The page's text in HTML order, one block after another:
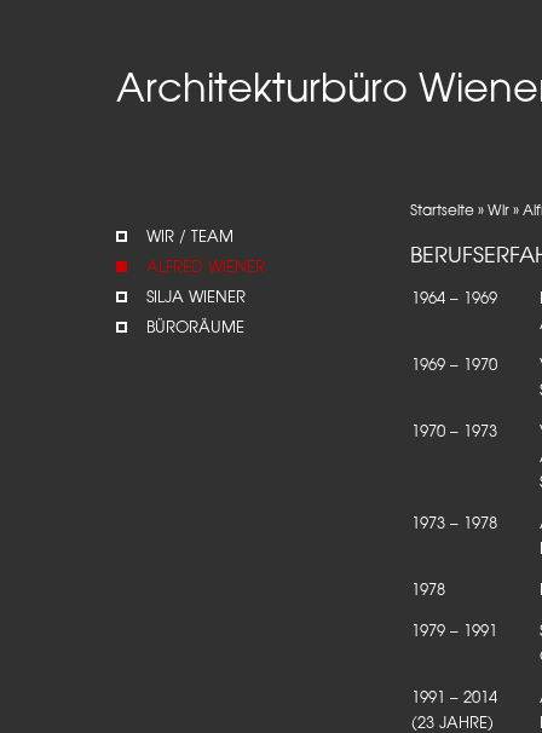
Architekturbüro
WIR / TEAM
ALFRED WIENER
SILJA WIENER
BÜRORÄUME
Startseite » Wir »
1964 – 1969
1969 – 1970
1970 – 1973
1973 – 1978
1978
1979 – 1991
1991 – 2014
(23 JAHRE)